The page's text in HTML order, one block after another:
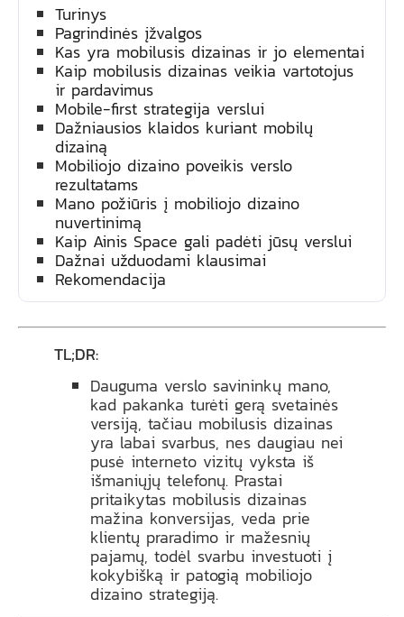
Turinys
Pagrindinės įžvalgos
Kas yra mobilusis dizainas ir jo elementai
Kaip mobilusis dizainas veikia vartotojus
ir pardavimus
Mobile-first strategija verslui
Dažniausios klaidos kuriant mobilų
dizainą
Mobiliojo dizaino poveikis verslo
rezultatams
Mano požiūris į mobiliojo dizaino
nuvertinimą
Kaip Ainis Space gali padėti jūsų verslui
Dažnai užduodami klausimai
Rekomendacija
TL;DR:
Dauguma verslo savininkų mano,
kad pakanka turėti gerą svetainės
versiją, tačiau mobilusis dizainas
yra labai svarbus, nes daugiau nei
pusė interneto vizitų vyksta iš
išmaniųjų telefonų. Prastai
pritaikytas mobilusis dizainas
mažina konversijas, veda prie
klientų praradimo ir mažesnių
pajamų, todėl svarbu investuoti į
kokybišką ir patogią mobiliojo
dizaino strategiją.